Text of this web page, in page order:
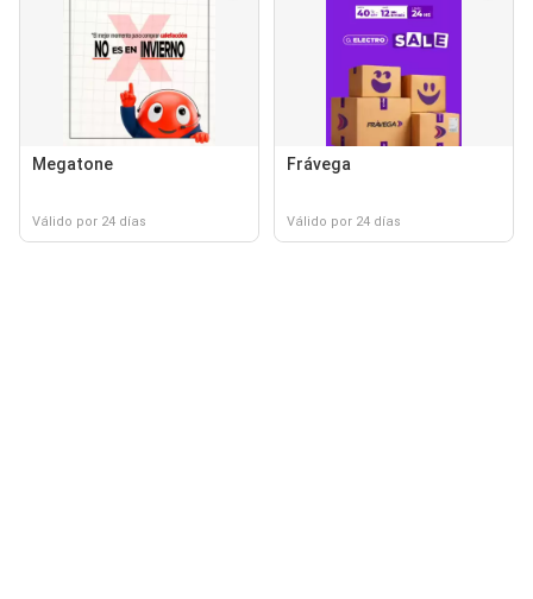
Megatone
Válido por 24 días
Frávega
Válido por 24 días